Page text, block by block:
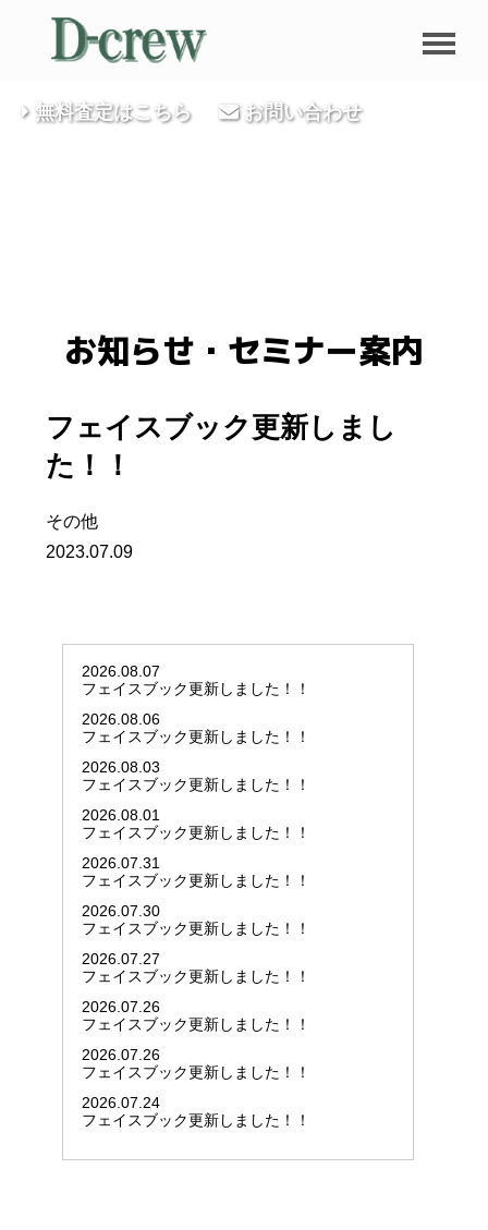
無料査定はこちら お問い合わせ
お知らせ・セミナー案内
フェイスブック更新しまし
た！！
その他
2023.07.09
2026.08.07
フェイスブック更新しました！！
2026.08.06
フェイスブック更新しました！！
2026.08.03
フェイスブック更新しました！！
2026.08.01
フェイスブック更新しました！！
2026.07.31
フェイスブック更新しました！！
2026.07.30
フェイスブック更新しました！！
2026.07.27
フェイスブック更新しました！！
2026.07.26
フェイスブック更新しました！！
2026.07.26
フェイスブック更新しました！！
2026.07.24
フェイスブック更新しました！！